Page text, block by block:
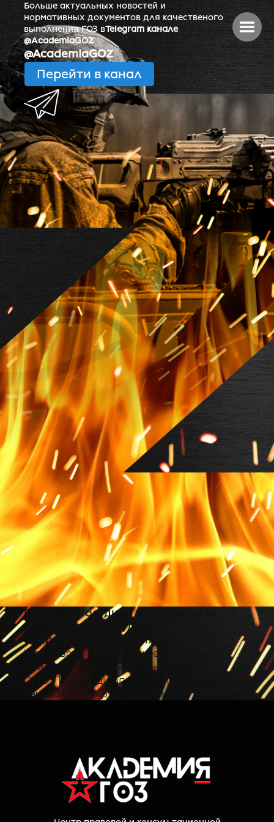
Больше актуальных новостей и
нормативных документов для качественого
выполнения ГОЗ вTelegram канале
@AcademiaGOZ
@AcademiaGOZ
Перейти в канал
В Ижевске осудили менеджера за
дачу взятки сотруднику
оборонного предприятия
Устиновский райсуд Ижевска вынес
приговор 40-летнему менеджеру
ООО «ТОП-Подшипник» из Москвы за
дачу взятки в крупном размере
Суд установил, что в период с января
по май 2025 года осужденный,
действуя от имени коммерческой